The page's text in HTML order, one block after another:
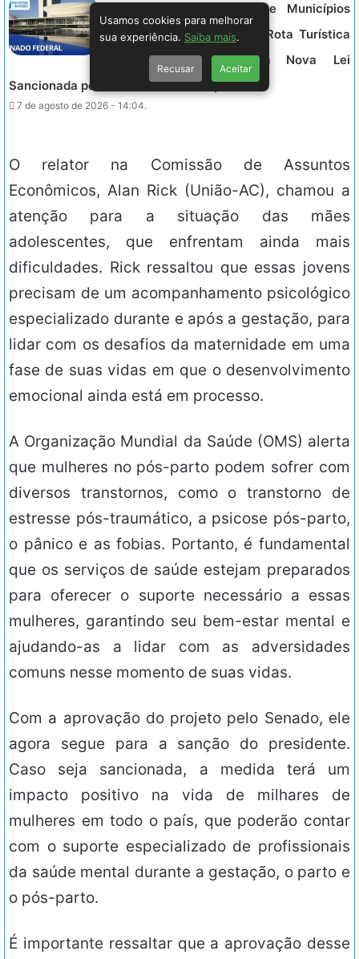
SENADO FEDERAL – “Vinte Municípios
Gaúchos Agora Integram a Rota Turística
Vale da Felicidade com Nova Lei
Sancionada pela Presidência da República”
7 de agosto de 2026 - 14:04.
O relator na Comissão de Assuntos
Econômicos, Alan Rick (União-AC), chamou a
atenção para a situação das mães
adolescentes, que enfrentam ainda mais
dificuldades. Rick ressaltou que essas jovens
precisam de um acompanhamento psicológico
especializado durante e após a gestação, para
lidar com os desafios da maternidade em uma
fase de suas vidas em que o desenvolvimento
emocional ainda está em processo.
A Organização Mundial da Saúde (OMS) alerta
que mulheres no pós-parto podem sofrer com
diversos transtornos, como o transtorno de
estresse pós-traumático, a psicose pós-parto,
o pânico e as fobias. Portanto, é fundamental
que os serviços de saúde estejam preparados
para oferecer o suporte necessário a essas
mulheres, garantindo seu bem-estar mental e
ajudando-as a lidar com as adversidades
comuns nesse momento de suas vidas.
Com a aprovação do projeto pelo Senado, ele
agora segue para a sanção do presidente.
Caso seja sancionada, a medida terá um
impacto positivo na vida de milhares de
mulheres em todo o país, que poderão contar
com o suporte especializado de profissionais
da saúde mental durante a gestação, o parto e
o pós-parto.
É importante ressaltar que a aprovação desse
Usamos cookies para melhorar
sua experiência. Saiba mais.
Recusar Aceitar